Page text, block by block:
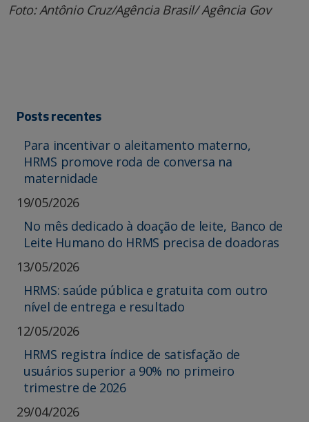
Foto: Antônio Cruz/Agência Brasil/ Agência Gov
Posts recentes
Para incentivar o aleitamento materno,
HRMS promove roda de conversa na
maternidade
19/05/2026
No mês dedicado à doação de leite, Banco de
Leite Humano do HRMS precisa de doadoras
13/05/2026
HRMS: saúde pública e gratuita com outro
nível de entrega e resultado
12/05/2026
HRMS registra índice de satisfação de
usuários superior a 90% no primeiro
trimestre de 2026
29/04/2026